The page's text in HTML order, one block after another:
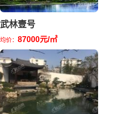
武林壹号
均价： 87000元/㎡